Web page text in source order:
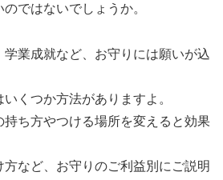
ではないでしょうか。
業成就など、お守りには願いが込
くつか方法がありますよ。
持ち方やつける場所を変えると効果
など、お守りのご利益別にご説明